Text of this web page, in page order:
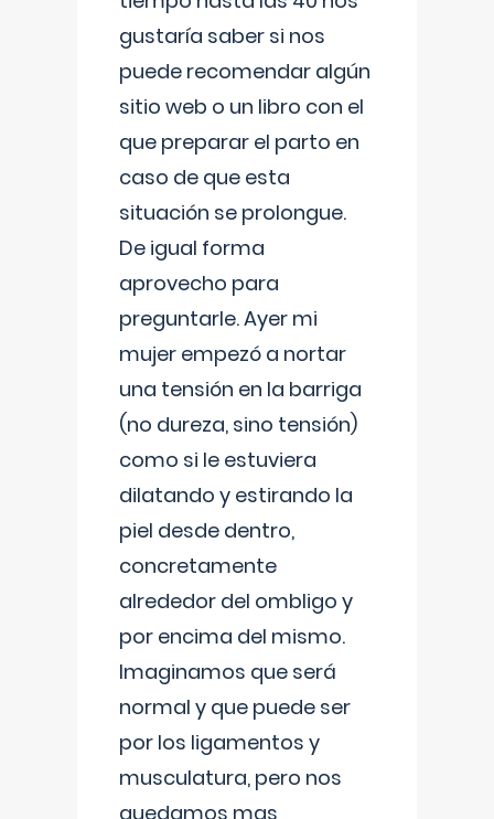
gustaría saber si nos
puede recomendar algún
sitio web o un libro con el
que preparar el parto en
caso de que esta
situación se prolongue.
De igual forma
aprovecho para
preguntarle. Ayer mi
mujer empezó a nortar
una tensión en la barriga
(no dureza, sino tensión)
como si le estuviera
dilatando y estirando la
piel desde dentro,
concretamente
alrededor del ombligo y
por encima del mismo.
Imaginamos que será
normal y que puede ser
por los ligamentos y
musculatura, pero nos
quedamos mas